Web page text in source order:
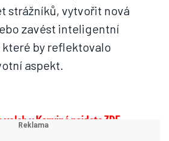
strážníků, vytvořit nová
zavést inteligentní
by reflektovalo
aspekt.
v Karviné najdete ZDE